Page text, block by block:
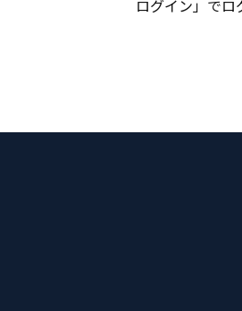
ログイン」でロ